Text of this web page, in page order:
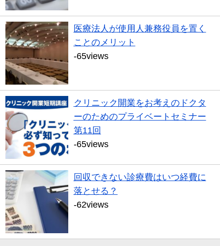
医療法人が使用人兼務役員を置く
ことのメリット
-65views
クリニック開業をお考えのドクタ
ーのためのプライベートセミナー
第11回
-65views
回収できない診療費はいつ経費に
落とせる？
-62views